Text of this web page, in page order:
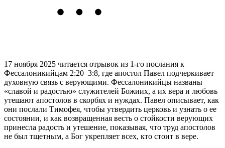
17 ноября 2025 читается отрывок из 1-го послания к
Фессалоникийцам 2:20–3:8, где апостол Павел подчеркивает
духовную связь с верующими. Фессалоникийцы названы
«славой и радостью» служителей Божиих, а их вера и любовь
утешают апостолов в скорбях и нуждах. Павел описывает, как
они послали Тимофея, чтобы утвердить церковь и узнать о ее
состоянии, и как возвращенная весть о стойкости верующих
принесла радость и утешение, показывая, что труд апостолов
не был тщетным, а Бог укрепляет всех, кто стоит в вере.